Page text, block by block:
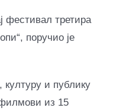
фестивал третира
поручио је
и публику
из 15